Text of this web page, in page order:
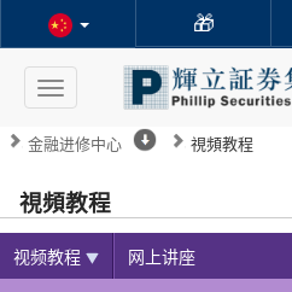
🎁
Toggle
navigation
金融进修中心 視頻教程
視頻教程
视频教程 网上讲座